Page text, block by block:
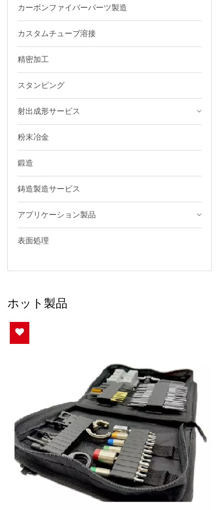
カーボンファイバーパーツ製造
カスタムチューブ溶接
精密加工
スタンピング
射出成形サービス
粉末冶金
鍛造
鋳造製造サービス
アプリケーション製品
表面処理
ホット製品